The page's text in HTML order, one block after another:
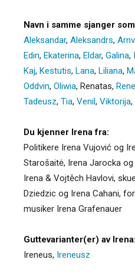
Navn i samme sjanger
Aleksandar, Aleksandrs,
Edin, Ekaterina, Eldar, Galina,
Kaj, Kestutis, Lana, Liliana,
Oddvin, Oliwia, Renatas,
Tadeusz, Tia, Venil, Viktorija,
Du kjenner Irena fra:
Politikere Irena Vujović og
Starošaitė, Irena Jarocka
Irena & Vojtěch Havlovi,
Dziedzic og Irena Cahani,
musiker Irena Grafenauer
Guttevarianter(er) av Irena:
Ireneus, Ireneusz